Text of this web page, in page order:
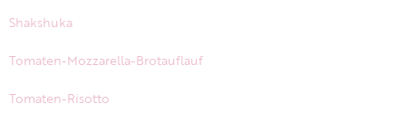
Shakshuka
Tomaten-Mozzarella-Brotauflauf
Tomaten-Risotto